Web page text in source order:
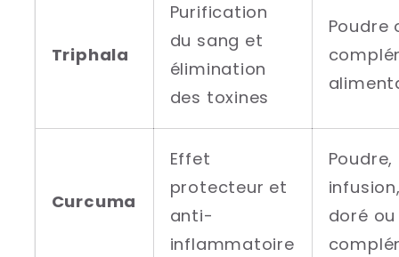
Triphala
Purification
du sang et
élimination
des toxines
Poudre
Curcuma
Effet
protecteur et
anti-
inflammatoire
Poudre,
doré ou